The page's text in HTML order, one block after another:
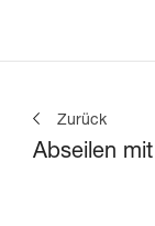
Zurück
Abseilen